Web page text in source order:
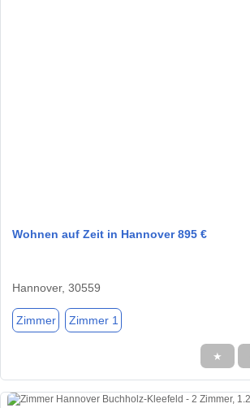
Wohnen auf Zeit in Hannover 895 €
Hannover, 30559
Zimmer Zimmer 1
★